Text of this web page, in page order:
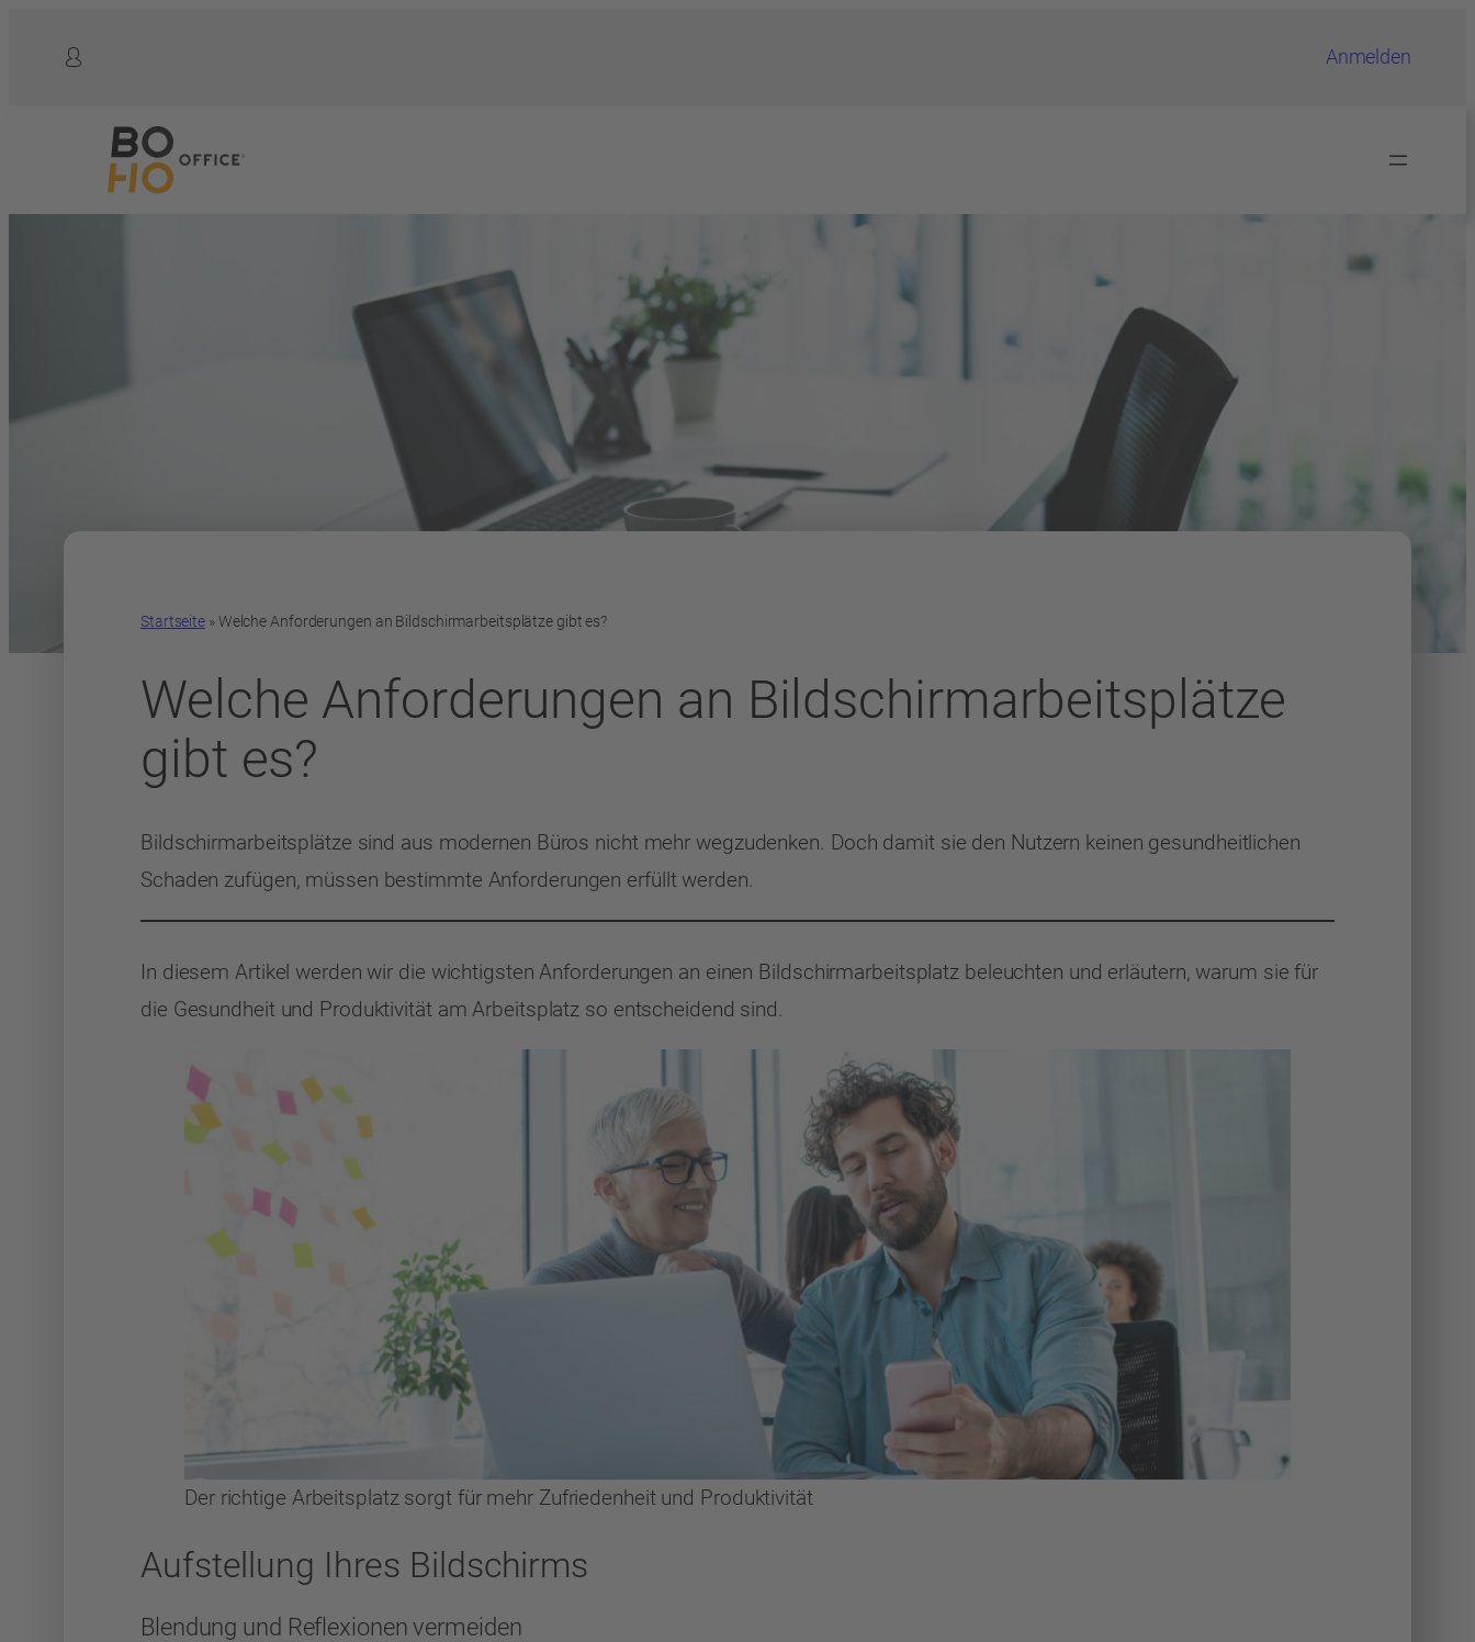
Anmelden
Startseite »Welche Anforderungen an Bildschirmarbeitsplätze gibt es?
Welche Anforderungen an Bildschirmarbeitsplätze
gibt es?
Bildschirmarbeitsplätze sind aus modernen Büros nicht mehr wegzudenken. Doch damit sie den Nutzern keinen gesundheitlichen
Schaden zufügen, müssen bestimmte Anforderungen erfüllt werden.
In diesem Artikel werden wir die wichtigsten Anforderungen an einen Bildschirmarbeitsplatz beleuchten und erläutern, warum sie für
die Gesundheit und Produktivität am Arbeitsplatz so entscheidend sind.
Der richtige Arbeitsplatz sorgt für mehr Zufriedenheit und Produktivität
Aufstellung Ihres Bildschirms
Blendung und Reflexionen vermeiden